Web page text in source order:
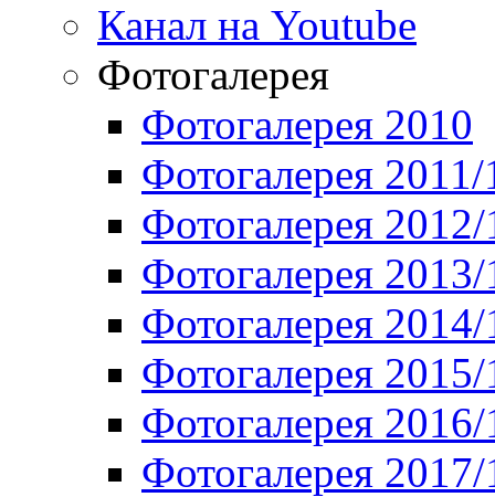
Канал на Youtube
Фотогалерея
Фотогалерея 2010
Фотогалерея 2011/
Фотогалерея
Фотогалерея
Фотогалерея
Фотогалерея
Фотогалерея
Фотогалерея